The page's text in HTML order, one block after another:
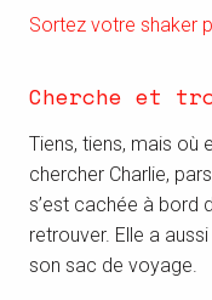
Sortez votre shaker
Cherche et
Tiens, tiens, mais où
chercher Charlie,
s’est cachée à bord
retrouver. Elle a
son sac de voyage.